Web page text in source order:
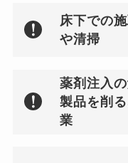
床下での
や清掃
薬剤注入
製品を削
業